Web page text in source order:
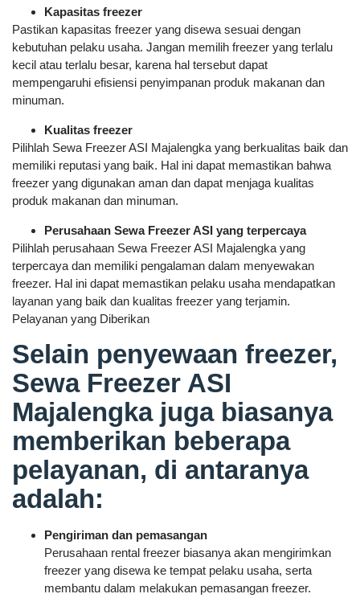
Kapasitas freezer
Pastikan kapasitas freezer yang disewa sesuai dengan
kebutuhan pelaku usaha. Jangan memilih freezer yang terlalu
kecil atau terlalu besar, karena hal tersebut dapat
mempengaruhi efisiensi penyimpanan produk makanan dan
minuman.
Kualitas freezer
Pilihlah Sewa Freezer ASI Majalengka yang berkualitas baik dan
memiliki reputasi yang baik. Hal ini dapat memastikan bahwa
freezer yang digunakan aman dan dapat menjaga kualitas
produk makanan dan minuman.
Perusahaan Sewa Freezer ASI yang terpercaya
Pilihlah perusahaan Sewa Freezer ASI Majalengka yang
terpercaya dan memiliki pengalaman dalam menyewakan
freezer. Hal ini dapat memastikan pelaku usaha mendapatkan
layanan yang baik dan kualitas freezer yang terjamin.
Pelayanan yang Diberikan
Selain penyewaan freezer,
Sewa Freezer ASI
Majalengka juga biasanya
memberikan beberapa
pelayanan, di antaranya
adalah:
Pengiriman dan pemasangan
Perusahaan rental freezer biasanya akan mengirimkan
freezer yang disewa ke tempat pelaku usaha, serta
membantu dalam melakukan pemasangan freezer.